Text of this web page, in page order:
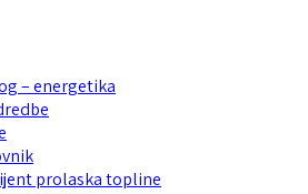
– energetika
prolaska topline